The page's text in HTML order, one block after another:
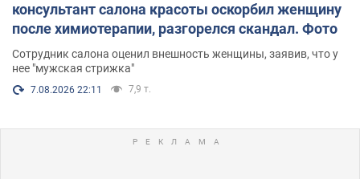
консультант салона красоты оскорбил женщину
после химиотерапии, разгорелся скандал. Фото
Сотрудник салона оценил внешность женщины, заявив, что у
нее "мужская стрижка"
7.08.2026 22:11 7,9 т.